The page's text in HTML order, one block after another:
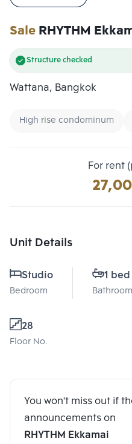
SaleRHYTHM
Structure checked
Wattana, Bangkok
High rise condominum
For rent
Unit Details
Studio
Bedroom
1 bed
Bathroom
28
Floor No.
You won't miss out if
announcements on
RHYTHM Ekkamai